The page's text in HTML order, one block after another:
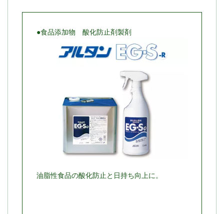
●食品添加物 酸化防止剤製剤
油脂性食品の酸化防止と日持ち向上に。